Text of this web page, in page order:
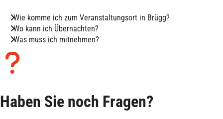
Wie komme ich zum Veranstaltungsort in Brügg?
Wo kann ich Übernachten?
Was muss ich mitnehmen?
Haben Sie noch Fragen?